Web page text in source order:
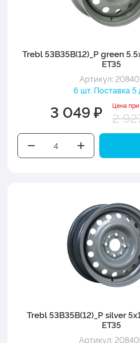
Trebl 53B35B(12)_P green
ET35
Артикул:
6 шт. Поставка 5
3 049 ₽ Цена при
2
Trebl 53B35B(12)_P silver
ET35
Артикул: